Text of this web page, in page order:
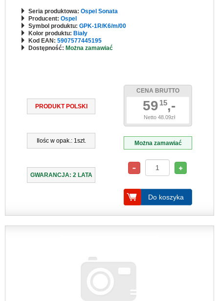
Seria produktowa: Ospel Sonata
Producent: Ospel
Symbol produktu: GPK-1R/K6/m/00
Kolor produktu: Biały
Kod EAN: 5907577445195
Dostępność: Można zamawiać
PRODUKT POLSKI
Ilośc w opak.: 1szt.
GWARANCJA: 2 LATA
CENA BRUTTO
59 15,-
Netto 48.09zł
Można zamawiać
Do koszyka